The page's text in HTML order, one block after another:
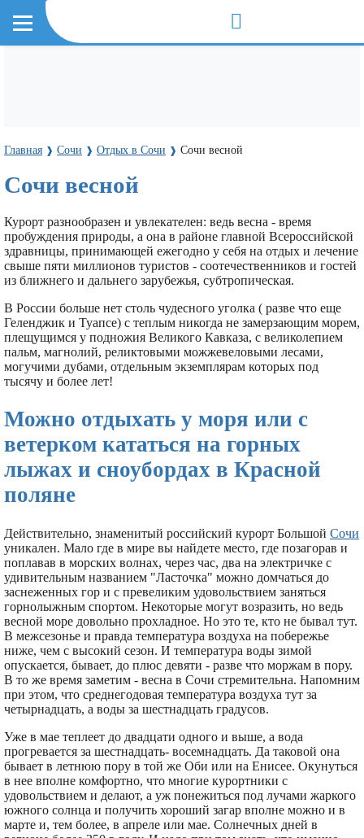
Главная ❱ Сочи ❱ Отдых в Сочи ❱ Сочи весной
Сочи весной
Курорт разнообразен и увлекателен: ведь весна - время
пробуждения природы, а она в районе главной Всероссийской
здравницы, принимающей ежегодно у себя на отдых и лечение
свыше пяти миллионов туристов - соотечественников и гостей
из ближнего и дальнего зарубежья, субтропическая.
В России больше нет столь чудесного уголка ( разве что еще
Геленджик и Туапсе) с теплым никогда не замерзающим морем,
плещущимся у подножия Великого Кавказа, с великолепием
пальм, магнолий, реликтовыми можжевеловыми лесами,
могучими дубами, отдельным экземплярам которых под
тысячу и более лет!
Можно отдыхать у моря или с
ветерком кататься на горных
лыжах и сноубордах в Красной
поляне
Действительно, знаменитый российский курорт Большой Сочи
уникален. Мало где в мире вы найдете место, где позагорав и
поплавав в морских волнах, через час, два на электричке с
удивительным названием "Ласточка" можно домчаться до
заснеженных гор и с превеликим удовольствием заняться
горнолыжным спортом. Некоторые могут возразить, но ведь
весной море довольно прохладное. Но это те, кто не бывал тут.
В межсезонье и правда температура воздуха на побережье
ниже, чем с высокий сезон. И температура воды зимой
опускается, бывает, до плюс девяти - разве что моржам в пору.
В то же время заметим - весна в Сочи стремительна. Напомним
при этом, что среднегодовая температура воздуха тут за
четырнадцать, а воды за шестнадцать градусов.
Уже в мае теплеет до двадцати одного и выше, а вода
прогревается за шестнадцать- восемнадцать. Да таковой она
бывает в летнюю пору в той же Оби или на Енисее. Окунуться
в нее вполне комфортно, что многие курортники с
удовольствием и делают, а уж понежиться под лучами жаркого
южного солнца и получить хороший загар вполне можно и в
марте и, тем более, в апреле или мае. Солнечных дней в